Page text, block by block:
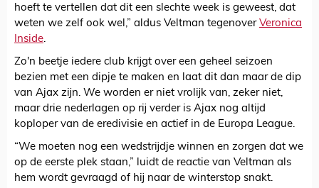
hoeft te vertellen dat dit een slechte week is geweest, dat
weten we zelf ook wel,” aldus Veltman tegenover Veronica
Inside.
Zo'n beetje iedere club krijgt over een geheel seizoen
bezien met een dipje te maken en laat dit dan maar de dip
van Ajax zijn. We worden er niet vrolijk van, zeker niet,
maar drie nederlagen op rij verder is Ajax nog altijd
koploper van de eredivisie en actief in de Europa League.
“We moeten nog een wedstrijdje winnen en zorgen dat we
op de eerste plek staan,” luidt de reactie van Veltman als
hem wordt gevraagd of hij naar de winterstop snakt.